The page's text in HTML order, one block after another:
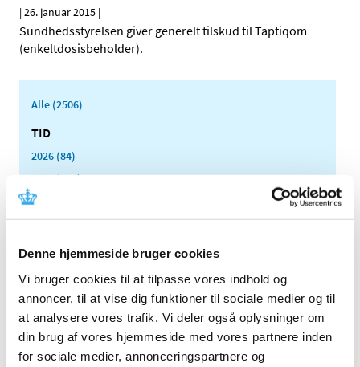
Denne hjemmeside bruger cookies
Vi bruger cookies til at tilpasse vores indhold og
annoncer, til at vise dig funktioner til sociale medier og til
at analysere vores trafik. Vi deler også oplysninger om
din brug af vores hjemmeside med vores partnere inden
for sociale medier, annonceringspartnere og
|26. januar 2015 |
Sundhedsstyrelsen giver generelt tilskud til Taptiqom
(enkeltdosisbeholder).
Alle (2506)
TID
2026 (84)
2025 (158)
2024 (224)
2023 (195)
2022 (197)
2020 (263)
2019 (159)
2018 (150)
2017 (167)